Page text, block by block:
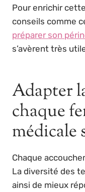
Pour enrichir
conseils comme
préparer son
s’avèrent très
Adapter
chaque
médicale
Chaque
La diversité des
ainsi de mieux